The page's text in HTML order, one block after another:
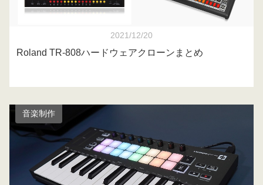
2021/12/20
Roland TR-808ハードウェアクローンまとめ
音楽制作